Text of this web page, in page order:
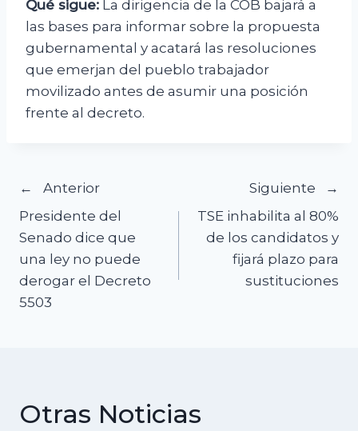
Qué sigue: La dirigencia de la COB bajará a
las bases para informar sobre la propuesta
gubernamental y acatará las resoluciones
que emerjan del pueblo trabajador
movilizado antes de asumir una posición
frente al decreto.
Navegación
de
entradas
Anterior
Presidente del
Senado dice que
una ley no puede
derogar el Decreto
5503
Siguiente
TSE inhabilita al 80%
de los candidatos y
fijará plazo para
sustituciones
Otras Noticias